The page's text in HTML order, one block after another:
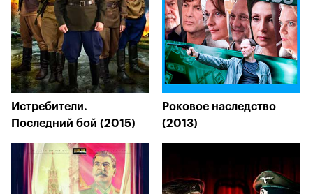
Истребители.
Последний бой (2015)
Роковое наследство
(2013)